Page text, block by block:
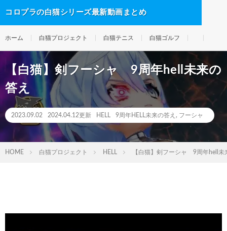
コロプラの白猫シリーズ最新動画まとめ
ホーム 白猫プロジェクト 白猫テニス 白猫ゴルフ
【白猫】剣フーシャ 9周年hell未来の
答え
2023.09.02 2024.04.12更新 HELL 9周年HELL未来の答え , フーシャ
HOME 白猫プロジェクト HELL 【白猫】剣フーシャ 9周年hell未